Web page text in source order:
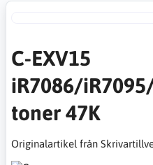
C-EXV15
iR7086/
toner 47K
Originalartikel från